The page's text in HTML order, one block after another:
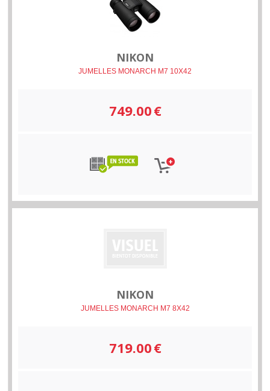
NIKON
JUMELLES MONARCH M7 10X42
749.00€
NIKON
JUMELLES MONARCH M7 8X42
719.00€